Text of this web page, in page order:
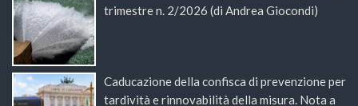
trimestre n. 2/2026 (di Andrea Giocondi)
Caducazione della confisca di prevenzione per
tardività e rinnovabilità della misura. Nota a